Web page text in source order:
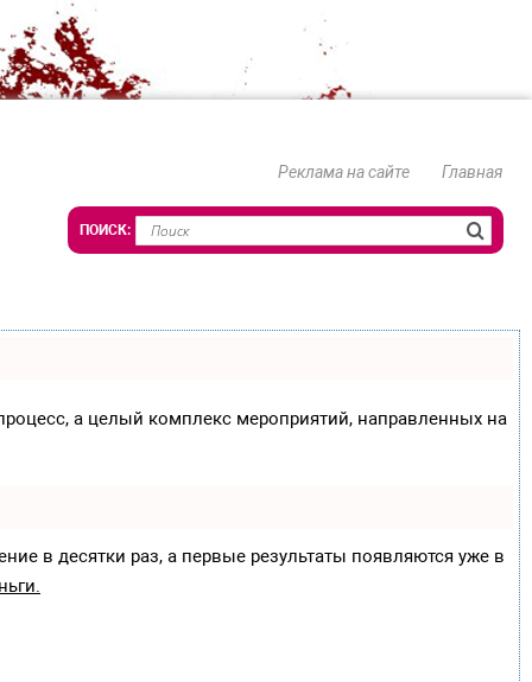
Реклама на сайте Главная
а целый комплекс мероприятий, направленных на
в десятки раз, а первые результаты появляются уже в